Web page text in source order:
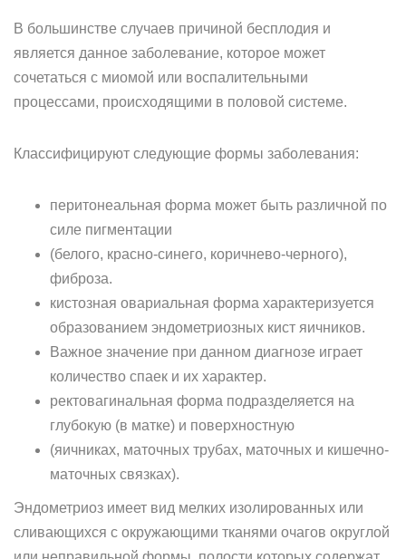
В большинстве случаев причиной бесплодия и
является данное заболевание, которое может
сочетаться с миомой или воспалительными
процессами, происходящими в половой системе.
Классифицируют следующие формы заболевания:
перитонеальная форма может быть различной по
силе пигментации
(белого, красно-синего, коричнево-черного),
фиброза.
кистозная овариальная форма характеризуется
образованием эндометриозных кист яичников.
Важное значение при данном диагнозе играет
количество спаек и их характер.
ректовагинальная форма подразделяется на
глубокую (в матке) и поверхностную
(яичниках, маточных трубах, маточных и кишечно-
маточных связках).
Эндометриоз имеет вид мелких изолированных или
сливающихся с окружающими тканями очагов округлой